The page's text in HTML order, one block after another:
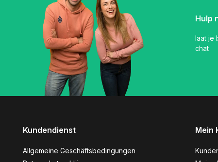
Hulp
laat je
chat
Kundendienst
Allgemeine Geschäftsbedingungen
Mein